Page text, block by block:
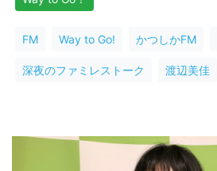
FM Way to Go! かつしかFM
深夜のファミレストーク 渡辺美佳